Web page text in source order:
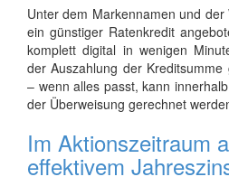
Unter dem Markennamen und
ein günstiger Ratenkredit
komplett digital in wenigen
der Auszahlung der
– wenn alles passt, kann
der Überweisung gerechnet
Im Aktionszeitraum
effektivem